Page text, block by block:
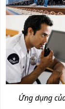
Ứng dụng